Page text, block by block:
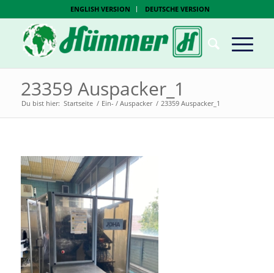
ENGLISH VERSION DEUTSCHE VERSION
23359 Auspacker_1
Du bist hier: Startseite / Ein- / Auspacker / 23359 Auspacker_1